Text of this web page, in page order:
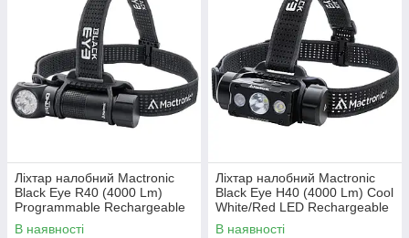
Ліхтар налобний Mactronic
Black Eye R40 (4000 Lm)
Programmable Rechargeable
Type-C (THL0060)
В наявності
Ліхтар налобний Mactronic
Black Eye H40 (4000 Lm) Cool
White/Red LED Rechargeable
Type-C (THL0061)
В наявності